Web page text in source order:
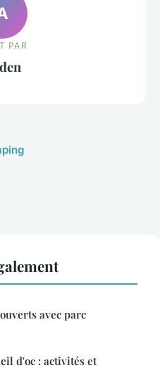
PAR
avec parc
d'oc : activités et